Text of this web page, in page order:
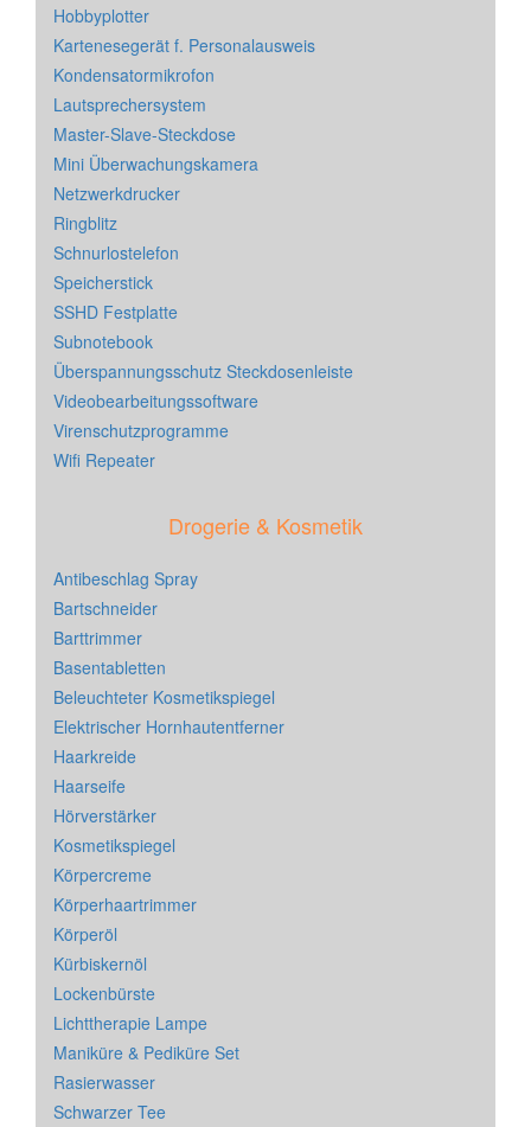
Hobbyplotter
Kartenesegerät f. Personalausweis
Kondensatormikrofon
Lautsprechersystem
Master-Slave-Steckdose
Mini Überwachungskamera
Netzwerkdrucker
Ringblitz
Schnurlostelefon
Speicherstick
SSHD Festplatte
Subnotebook
Überspannungsschutz Steckdosenleiste
Videobearbeitungssoftware
Virenschutzprogramme
Wifi Repeater
Drogerie & Kosmetik
Antibeschlag Spray
Bartschneider
Barttrimmer
Basentabletten
Beleuchteter Kosmetikspiegel
Elektrischer Hornhautentferner
Haarkreide
Haarseife
Hörverstärker
Kosmetikspiegel
Körpercreme
Körperhaartrimmer
Körperöl
Kürbiskernöl
Lockenbürste
Lichttherapie Lampe
Maniküre & Pediküre Set
Rasierwasser
Schwarzer Tee